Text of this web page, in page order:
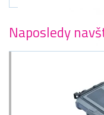
Naposledy